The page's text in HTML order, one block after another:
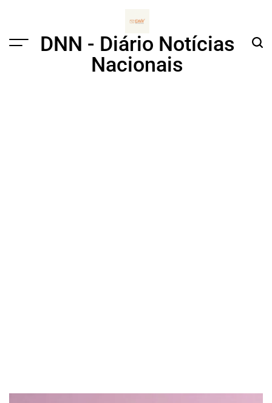
Menu
DNN - Diário Notícias
Nacionais